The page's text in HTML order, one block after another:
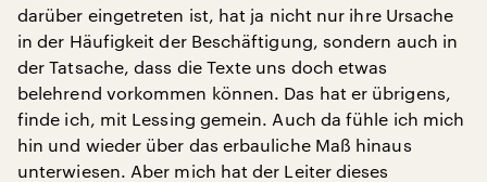
darüber eingetreten ist, hat ja nicht nur ihre Ursache
in der Häufigkeit der Beschäftigung, sondern auch in
der Tatsache, dass die Texte uns doch etwas
belehrend vorkommen können. Das hat er übrigens,
finde ich, mit Lessing gemein. Auch da fühle ich mich
hin und wieder über das erbauliche Maß hinaus
unterwiesen. Aber mich hat der Leiter dieses